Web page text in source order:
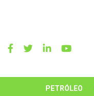
PETRÓLEO